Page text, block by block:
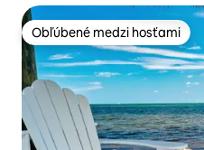
Obľúbené medzi hosťami
Obľúbené medzi hosťami